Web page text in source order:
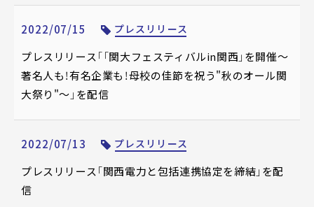
2022/07/15 プレスリリース
プレスリリース「「関大フェスティバルin関西」を開催～
著名人も！有名企業も！母校の佳節を祝う"秋のオール関
大祭り"～」を配信
2022/07/13 プレスリリース
プレスリリース「関西電力と包括連携協定を締結」を配
信